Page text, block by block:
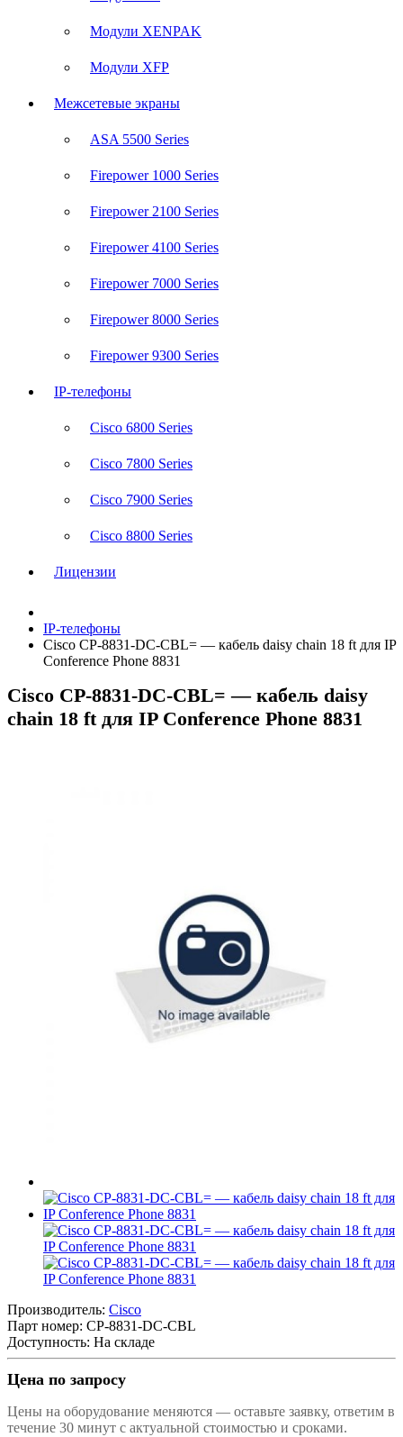
Модули XENPAK
Модули XFP
Межсетевые экраны
ASA 5500 Series
Firepower 1000 Series
Firepower 2100 Series
Firepower 4100 Series
Firepower 7000 Series
Firepower 8000 Series
Firepower 9300 Series
IP-телефоны
Cisco 6800 Series
Cisco 7800 Series
Cisco 7900 Series
Cisco 8800 Series
Лицензии
IP-телефоны
Cisco CP-8831-DC-CBL= — кабель daisy chain 18 ft для IP
Conference Phone 8831
Cisco CP-8831-DC-CBL= — кабель daisy
chain 18 ft для IP Conference Phone 8831
Производитель: Cisco
Парт номер: CP-8831-DC-CBL
Доступность: На складе
Цена по запросу
Цены на оборудование меняются — оставьте заявку, ответим в
течение 30 минут с актуальной стоимостью и сроками.